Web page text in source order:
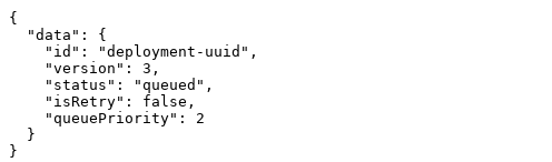
{
  "data": {
    "id": "deployment-uuid",
    "version": 3,
    "status": "queued",
    "isRetry": false,
    "queuePriority": 2
  }
}